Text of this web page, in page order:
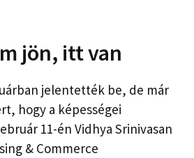
jön, itt van
jelentették be, de már
hogy a képességei
11-én Vidhya Srinivasan
& Commerce